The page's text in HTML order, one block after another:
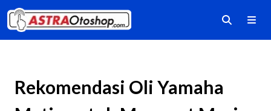
Rekomendasi Oli Yamaha